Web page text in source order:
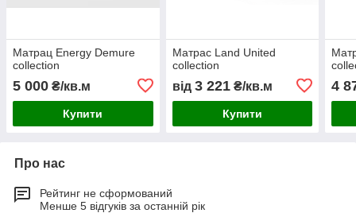
Матрац Energy Demure
collection
5 000 ₴/кв.м
Купити
Матрас Land United
collection
від 3 221₴/кв.м
Купити
4
Про нас
Рейтинг не сформований
Менше 5 відгуків за останній рік